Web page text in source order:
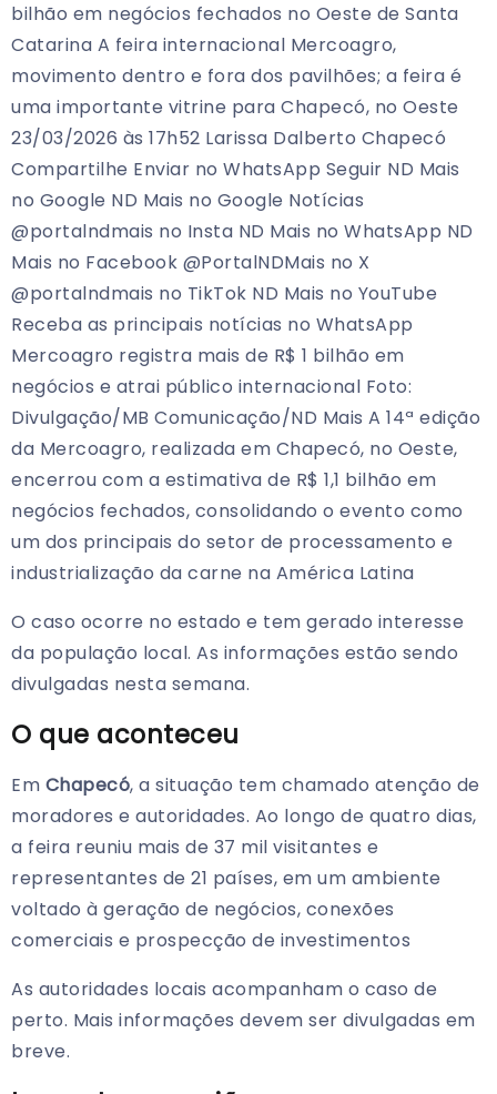
bilhão em negócios fechados no Oeste de Santa
Catarina A feira internacional Mercoagro,
movimento dentro e fora dos pavilhões; a feira é
uma importante vitrine para Chapecó, no Oeste
23/03/2026 às 17h52 Larissa Dalberto Chapecó
Compartilhe Enviar no WhatsApp Seguir ND Mais
no Google ND Mais no Google Notícias
@portalndmais no Insta ND Mais no WhatsApp ND
Mais no Facebook @PortalNDMais no X
@portalndmais no TikTok ND Mais no YouTube
Receba as principais notícias no WhatsApp
Mercoagro registra mais de R$ 1 bilhão em
negócios e atrai público internacional Foto:
Divulgação/MB Comunicação/ND Mais A 14ª edição
da Mercoagro, realizada em Chapecó, no Oeste,
encerrou com a estimativa de R$ 1,1 bilhão em
negócios fechados, consolidando o evento como
um dos principais do setor de processamento e
industrialização da carne na América Latina
O caso ocorre no estado e tem gerado interesse
da população local. As informações estão sendo
divulgadas nesta semana.
O que aconteceu
Em Chapecó, a situação tem chamado atenção de
moradores e autoridades. Ao longo de quatro dias,
a feira reuniu mais de 37 mil visitantes e
representantes de 21 países, em um ambiente
voltado à geração de negócios, conexões
comerciais e prospecção de investimentos
As autoridades locais acompanham o caso de
perto. Mais informações devem ser divulgadas em
breve.